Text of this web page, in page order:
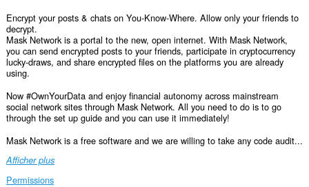
Encrypt your posts & chats on You-Know-Where. Allow only your friends to
decrypt.
Mask Network is a portal to the new, open internet. With Mask Network,
you can send encrypted posts to your friends, participate in cryptocurrency
lucky-draws, and share encrypted files on the platforms you are already
using.
Now #OwnYourData and enjoy financial autonomy across mainstream
social network sites through Mask Network. All you need to do is to go
through the set up guide and you can use it immediately!
Mask Network is a free software and we are willing to take any code audit...
Afficher plus
Permissions